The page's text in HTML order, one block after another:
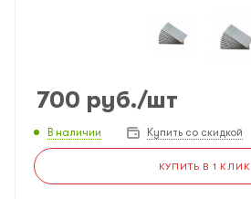
700 руб./шт
В наличии Купить со скидкой
КУПИТЬ В 1 КЛИК